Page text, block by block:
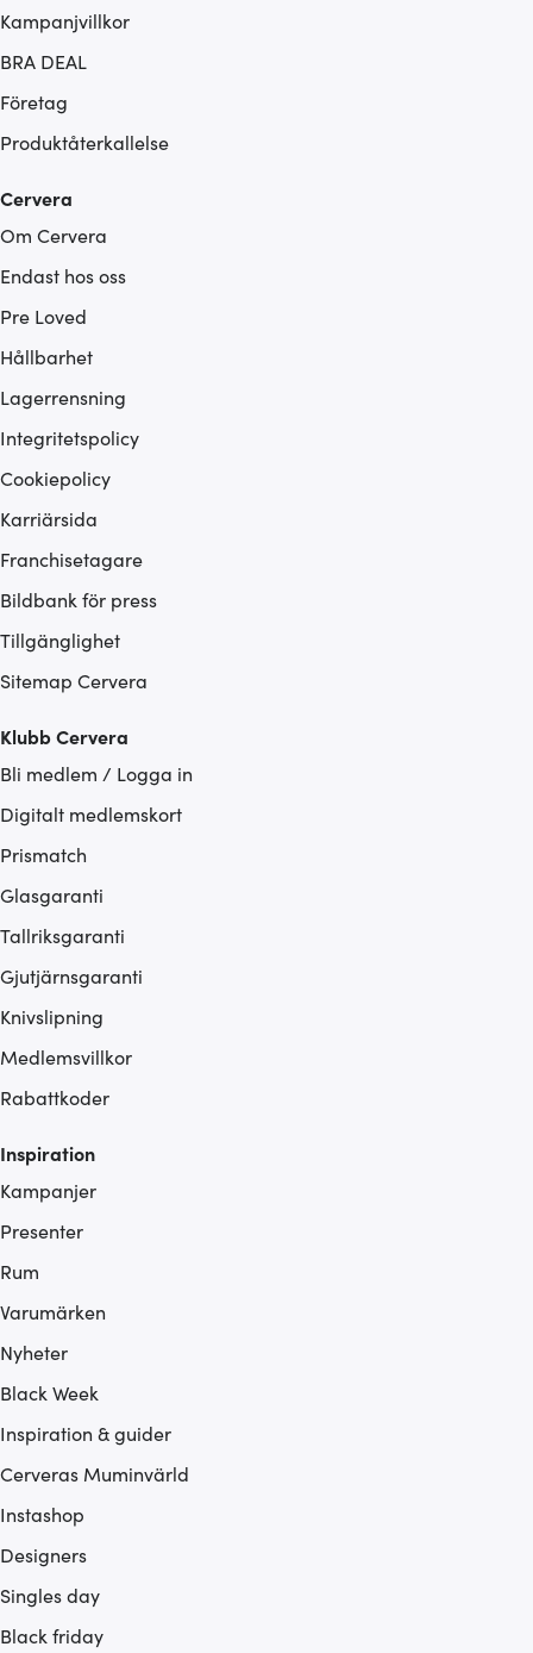
Kampanjvillkor
BRA DEAL
Företag
Produktåterkallelse
Cervera
Om Cervera
Endast hos oss
Pre Loved
Hållbarhet
Lagerrensning
Integritetspolicy
Cookiepolicy
Karriärsida
Franchisetagare
Bildbank för press
Tillgänglighet
Sitemap Cervera
Klubb Cervera
Bli medlem / Logga in
Digitalt medlemskort
Prismatch
Glasgaranti
Tallriksgaranti
Gjutjärnsgaranti
Knivslipning
Medlemsvillkor
Rabattkoder
Inspiration
Kampanjer
Presenter
Rum
Varumärken
Nyheter
Black Week
Inspiration & guider
Cerveras Muminvärld
Instashop
Designers
Singles day
Black friday